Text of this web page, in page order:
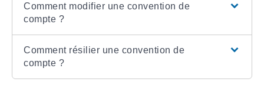
Comment modifier une convention de
compte ?
Comment résilier une convention de
compte ?